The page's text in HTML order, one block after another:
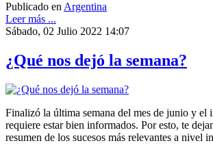
Publicado en Argentina
Leer más ...
Sábado, 02 Julio 2022 14:07
¿Qué nos dejó la semana?
Finalizó la última semana del mes de junio y el
requiere estar bien informados. Por esto, te
resumen de los sucesos más relevantes a nivel